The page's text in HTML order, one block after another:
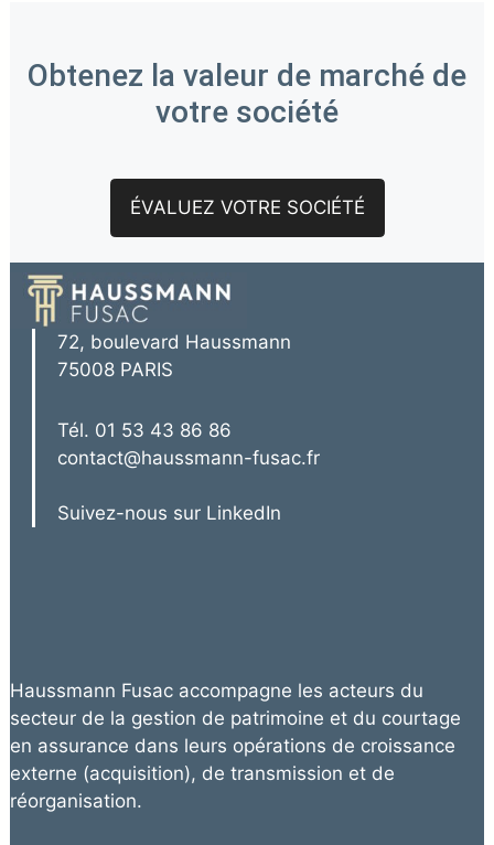
Obtenez la valeur de marché de
votre société
ÉVALUEZ VOTRE SOCIÉTÉ
72, boulevard Haussmann
75008 PARIS
Tél. 01 53 43 86 86
contact@haussmann-fusac.fr
Suivez-nous sur LinkedIn
Haussmann Fusac accompagne les acteurs du
secteur de la gestion de patrimoine et du courtage
en assurance dans leurs opérations de croissance
externe (acquisition), de transmission et de
réorganisation.